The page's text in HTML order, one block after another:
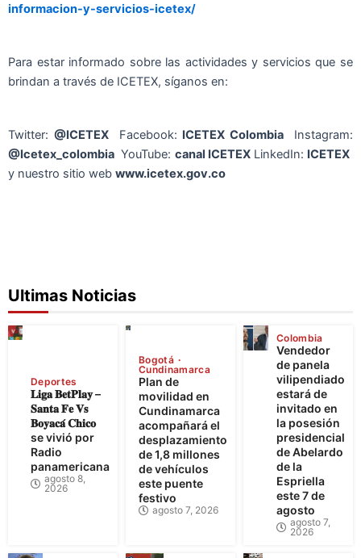
informacion-y-servicios-icetex/
Para estar informado sobre las actividades y servicios que se
brindan a través de ICETEX, síganos en:
Twitter: @ICETEXFacebook: ICETEX ColombiaInstagram:
@Icetex_colombia YouTube: canal ICETEXLinkedIn: ICETEX
y nuestro sitio web www.icetex.gov.co
Ultimas Noticias
Deportes
𝐋𝐢𝐠𝐚 𝐁𝐞𝐭𝐏𝐥𝐚𝐲 –
𝐒𝐚𝐧𝐭𝐚 𝐅𝐞 𝐕𝐬
𝐁𝐨𝐲𝐚𝐜𝐚́ 𝐂𝐡𝐢𝐜𝐨
se vivió por
Radio
panamericana
agosto 8,
2026
Bogotá
Cundinamarca
Plan de
movilidad en
Cundinamarca
acompañará el
desplazamiento
de 1,8 millones
de vehículos
este puente
festivo
agosto 7, 2026
Colombia
Vendedor
de panela
vilipendiado
estará de
invitado en
la posesión
presidencial
de Abelardo
de la
Espriella
este 7 de
agosto
agosto 7,
2026